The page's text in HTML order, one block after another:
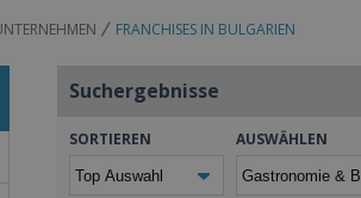
FRANCHISES IN BULGARIEN
Suchergebnisse
SORTIEREN AUSWÄHLEN